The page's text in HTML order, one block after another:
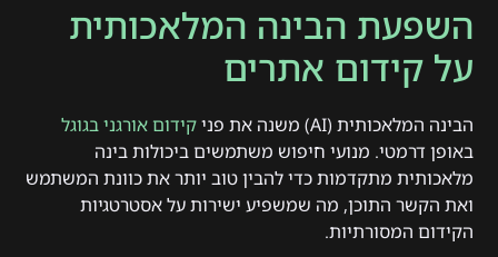
השפעת הבינה המלאכותית
על קידום אתרים
הבינה המלאכותית (AI) משנה את פני
קידום אורגני בגוגל
באופן דרמטי. מנועי חיפוש משתמשים ביכולות בינה
מלאכותית מתקדמות כדי להבין טוב יותר את כוונת המשתמש
ואת הקשר התוכן, מה שמשפיע ישירות על אסטרטגיות
הקידום המסורתיות.